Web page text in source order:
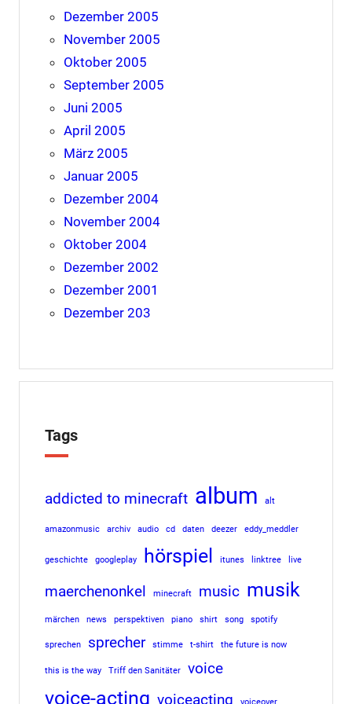
Dezember 2005
November 2005
Oktober 2005
September 2005
Juni 2005
April 2005
März 2005
Januar 2005
Dezember 2004
November 2004
Oktober 2004
Dezember 2002
Dezember 2001
Dezember 203
Tags
addicted to minecraft album alt
amazonmusic archiv audio cd daten deezer eddy_meddler
geschichte googleplay hörspiel itunes linktree live
maerchenonkel minecraft music musik
märchen news perspektiven piano shirt song spotify
sprechen sprecher stimme t-shirt the future is now
this is the way Triff den Sanitäter voice
voice-acting voiceacting